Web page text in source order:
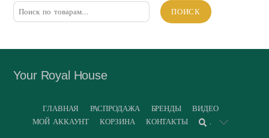
Искать:
ПОИСК
Your Royal House
ГЛАВНАЯ РАСПРОДАЖА БРЕНДЫ
ВИДЕО
МОЙ АККАУНТ
КОРЗИНА КОНТАКТЫ .